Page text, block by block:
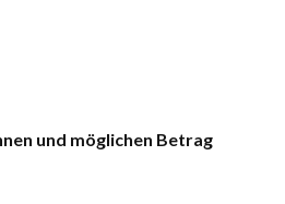
und möglichen Betrag